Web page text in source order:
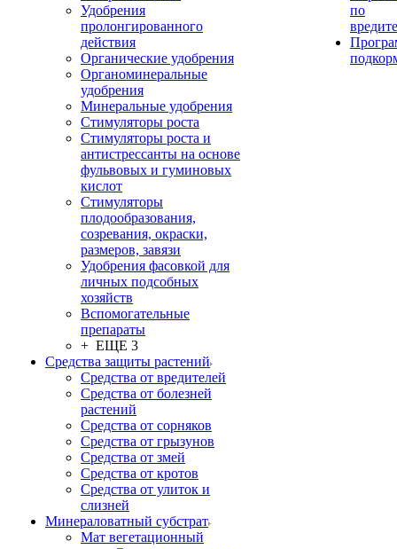
Удобрения
пролонгированного
действия
Органические удобрения
Органоминеральные
удобрения
Минеральные удобрения
Стимуляторы роста
Стимуляторы роста и
антистрессанты на основе
фульвовых и гуминовых
кислот
Стимуляторы
плодообразования,
созревания, окраски,
размеров, завязи
Удобрения фасовкой для
личных подсобных
хозяйств
Вспомогательные
препараты
+ ЕЩЕ 3
Средства защиты растений
Средства от вредителей
Средства от болезней
растений
Средства от сорняков
Средства от грызунов
Средства от змей
Средства от кротов
Средства от улиток и
слизней
Минераловатный субстрат
Мат вегетационный
по